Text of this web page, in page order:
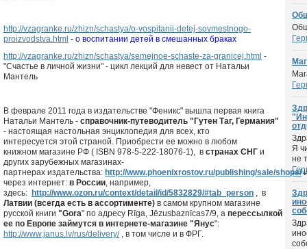
http://vzagranke.ru/zhizn/schastya/o-vospitanii-detej-sovmestnogo-
proizvodstva.html - о воспитании детей в смешанных браках
http://vzagranke.ru/zhizn/schastya/semejnoe-schaste-za-granicej.html -
"Счастье в личной жизни" - цикл лекций для невест от Натальи
Мантель
В феврале 2011 года в издательстве "Феникс" вышла первая книга
Натальи Мантель - справочник-путеводитель "Гутен Таг, Германия"
- настоящая настольная энциклопедия для всех, кто
интересуется этой страной. Приобрести ее можно в любом
книжном магазине РФ ( ISBN 978-5-222-18076-1), в странах СНГ и
других зарубежных магазинах-
партнерах издательства: http://www.phoenixrostov.ru/publishing/sale/shops/
через интернет: в России, например,
здесь: http://www.ozon.ru/context/detail/id/5832829/#tab_person , в
Латвии (всегда есть в ассортименте) в самом крупном магазине
русской книги "Gora" по адресу Rīga, Jēzusbaznīcas7/9, а перессылкой
ее по Европе займутся в интернете-магазине "Янус":
http://www.janus.lv/rus/delivery/, в том числе и в ФРГ.
Я
не